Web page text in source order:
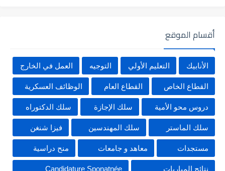
أقسام الموقع
الأنابيك التعليم الأولي التوجيه العمل في الخارج
القطاع الخاص القطاع العام الوظائف العسكرية
دروس محو الأمية سلك الإجازة سلك الدكتوراه
سلك الماستر سلك المهندسين فيزا شنغن
مستجدات معاهد و جامعات منح دراسية
نتائج المباريات Candidature Sponatnée